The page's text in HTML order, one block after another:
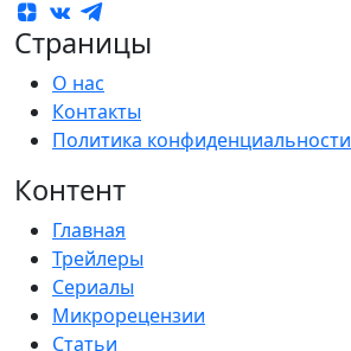
Страницы
О нас
Контакты
Политика конфиденциальности
Контент
Главная
Трейлеры
Сериалы
Микрорецензии
Статьи